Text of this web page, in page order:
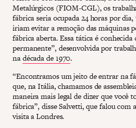
Metalúrgicos (FIOM-CGL), os
fábrica seria ocupada 24 horas por
iriam evitar a remoção das máquinas
fábrica aberta. Essa tática é conhecida
permanente”, desenvolvida por
nadécada de 1970.
“Encontramos um jeito de entrar na
que, na Itália, chamamos de
maneira mais legal de dizer que você
fábrica”, disse Salvetti, que falou com
visita a Londres.